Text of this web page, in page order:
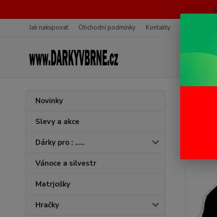
Jak nakupovat Obchodní podmínky Kontakty
Novinky
Slevy a akce
Dárky pro : .....
Vánoce a silvestr
Matrjošky
Hračky